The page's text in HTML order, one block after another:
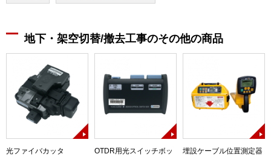
地下・架空切替/撤去工事のその他の商品
光ファイバカッタ
OTDR用光スイッチボッ
埋設ケーブル位置測定器